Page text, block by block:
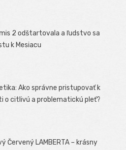
2 odštartovala a ľudstvo sa
k Mesiacu
Ako správne pristupovať k
o citlivú a problematickú pleť?
Červený LAMBERTA – krásny